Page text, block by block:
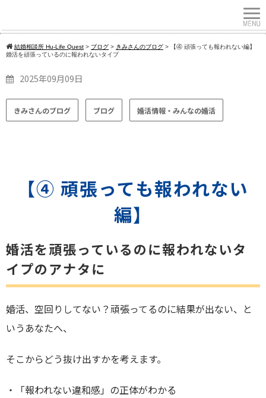
結婚相談所 Hu-Life Quest > ブログ > きみさんのブログ >
【④ 頑張っても報われない編】
婚活を頑張っているのに報われないタイプ
2025年09月09日
きみさんのブログ ブログ 婚活情報・みんなの婚活
【④ 頑張っても報われない
編】
婚活を頑張っているのに報われないタ
イプのアナタに
婚活、空回りしてない？頑張ってるのに結果が出ない、と
いうあなたへ、
そこからどう抜け出すかを考えます。
・「報われない違和感」の正体がわかる